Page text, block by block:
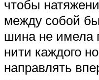
чтобы
между собой
шина не имела
нити каждого
направлять